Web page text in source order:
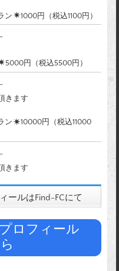
ン 1000円（税込1100円）
5000円（税込5500円）
きます
ン
10000円（税込11000
きます
ールはFind-FCにて
ロフィール